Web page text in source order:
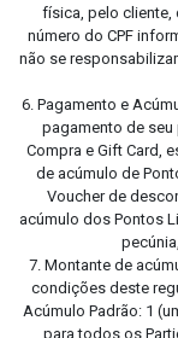
física, pelo cliente,
número do CPF
não se
6. Pagamento e
pagamento de seu
Compra e Gift Card,
de acúmulo de
Voucher de
acúmulo dos Pontos
7. Montante de
condições deste
Acúmulo Padrão: 1
para todos os